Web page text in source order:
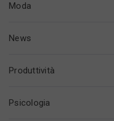
Moda
News
Produttività
Psicologia